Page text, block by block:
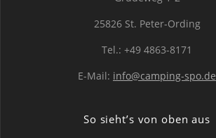
25826 St. Peter-Ording
Tel.: +49 4863-8171
E-Mail: info@camping-spo.de
So sieht’s von oben aus